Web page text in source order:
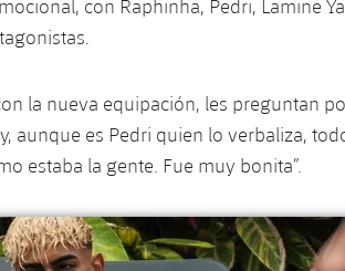
con Raphinha, Pedri, Lamine
la nueva equipación, les preguntan
aunque es Pedri quien lo verbaliza,
estaba la gente. Fue muy bonita”.